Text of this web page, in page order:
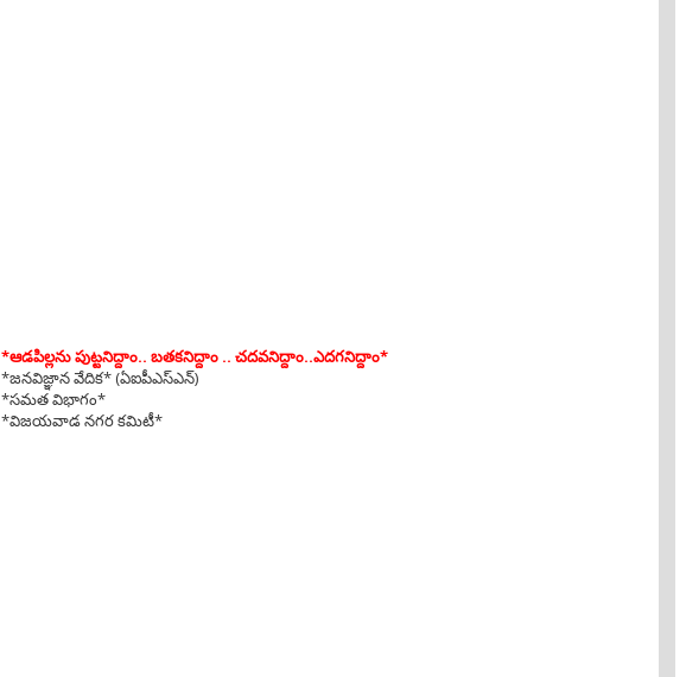
*ఆడపిల్లను పుట్టనిద్దాం.. బతకనిద్దాం .. చదవనిద్దాం..ఎదగనిద్దాం*
*జనవిజ్ఞాన వేదిక* (ఏఐపీఎస్ఎన్)
*సమత విభాగం*
*విజయవాడ నగర కమిటీ*